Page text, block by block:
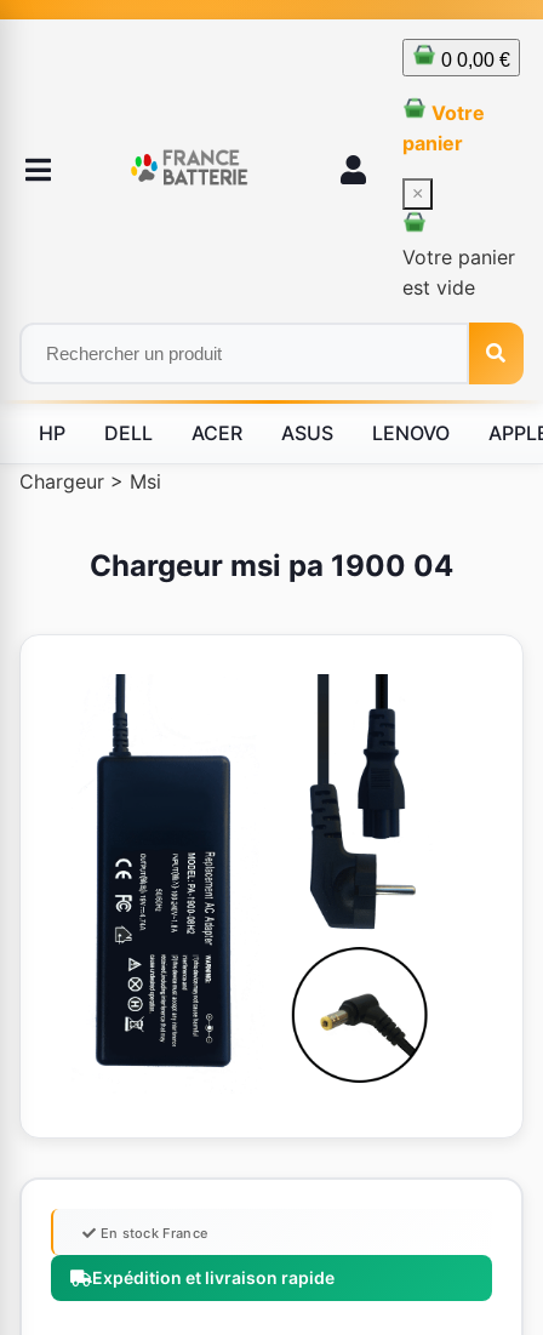
0 0,00 €
Votre
panier
×
Votre panier
est vide
HP DELL ACER ASUS LENOVO
Chargeur > Msi
Chargeur msi pa 1900 04
Expédition et livraison rapide
En stock France